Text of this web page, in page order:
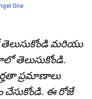
One
మరియు
తెలుసుకోండి.
ప్రమాణాలు
చేసుకోండి. ఈ రోజే